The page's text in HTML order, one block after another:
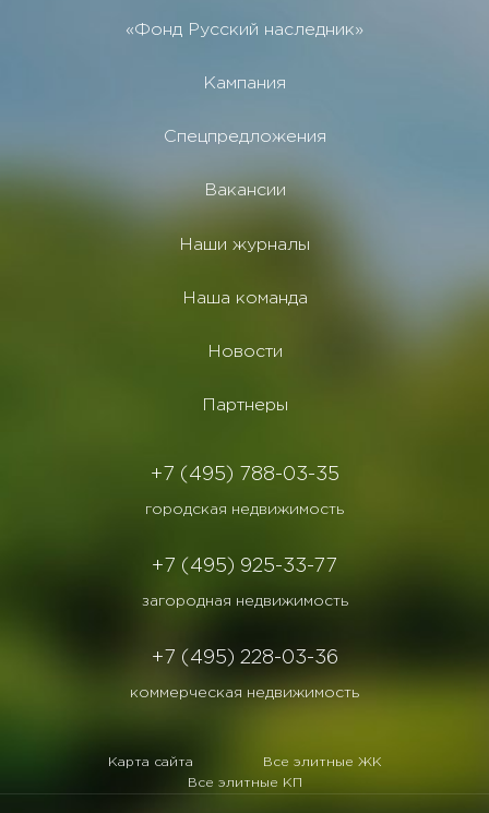
«Фонд Русский наследник»
Кампания
Спецпредложения
Вакансии
Наши журналы
Наша команда
Новости
Партнеры
+7 (495) 788-03-35
городская недвижимость
+7 (495) 925-33-77
загородная недвижимость
+7 (495) 228-03-36
коммерческая недвижимость
Карта сайта
Все элитные ЖК
Все элитные КП